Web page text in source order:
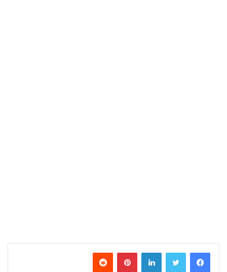
فيسبوك تويتر لينكدإن بينتيريست